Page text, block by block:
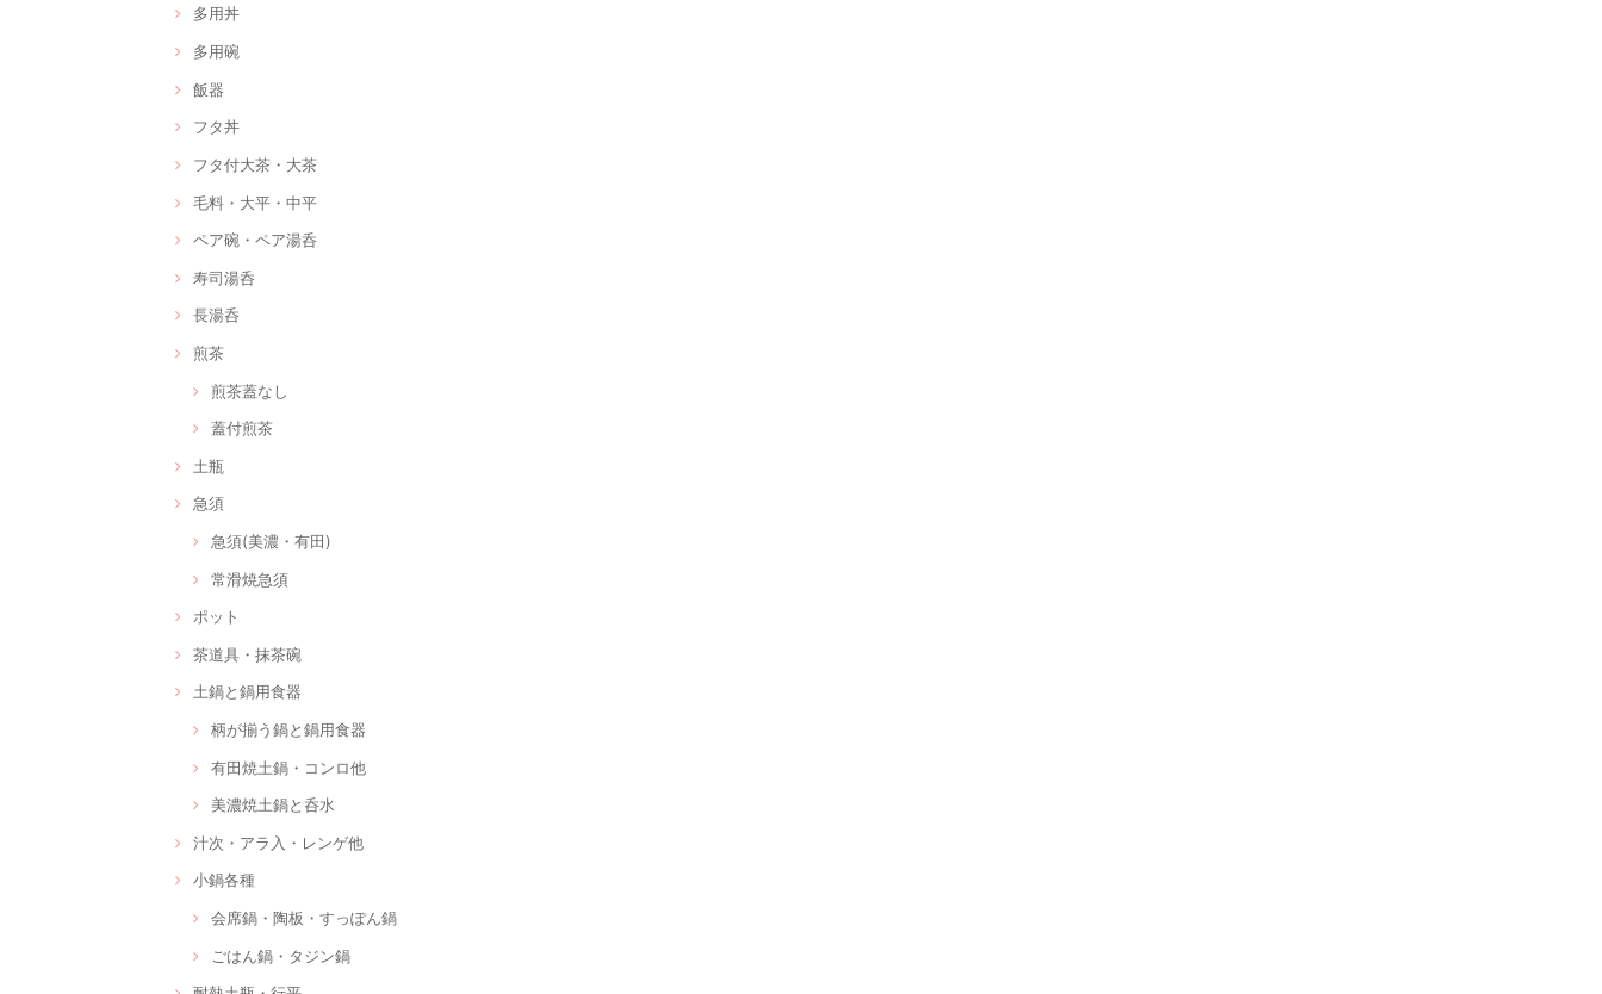
多用丼
多用碗
飯器
フタ丼
フタ付大茶・大茶
毛料・大平・中平
ペア碗・ペア湯呑
寿司湯呑
長湯呑
煎茶
煎茶蓋なし
蓋付煎茶
土瓶
急須
急須(美濃・有田)
常滑焼急須
ポット
茶道具・抹茶碗
土鍋と鍋用食器
柄が揃う鍋と鍋用食器
有田焼土鍋・コンロ他
美濃焼土鍋と呑水
汁次・アラ入・レンゲ他
小鍋各種
会席鍋・陶板・すっぽん鍋
ごはん鍋・タジン鍋